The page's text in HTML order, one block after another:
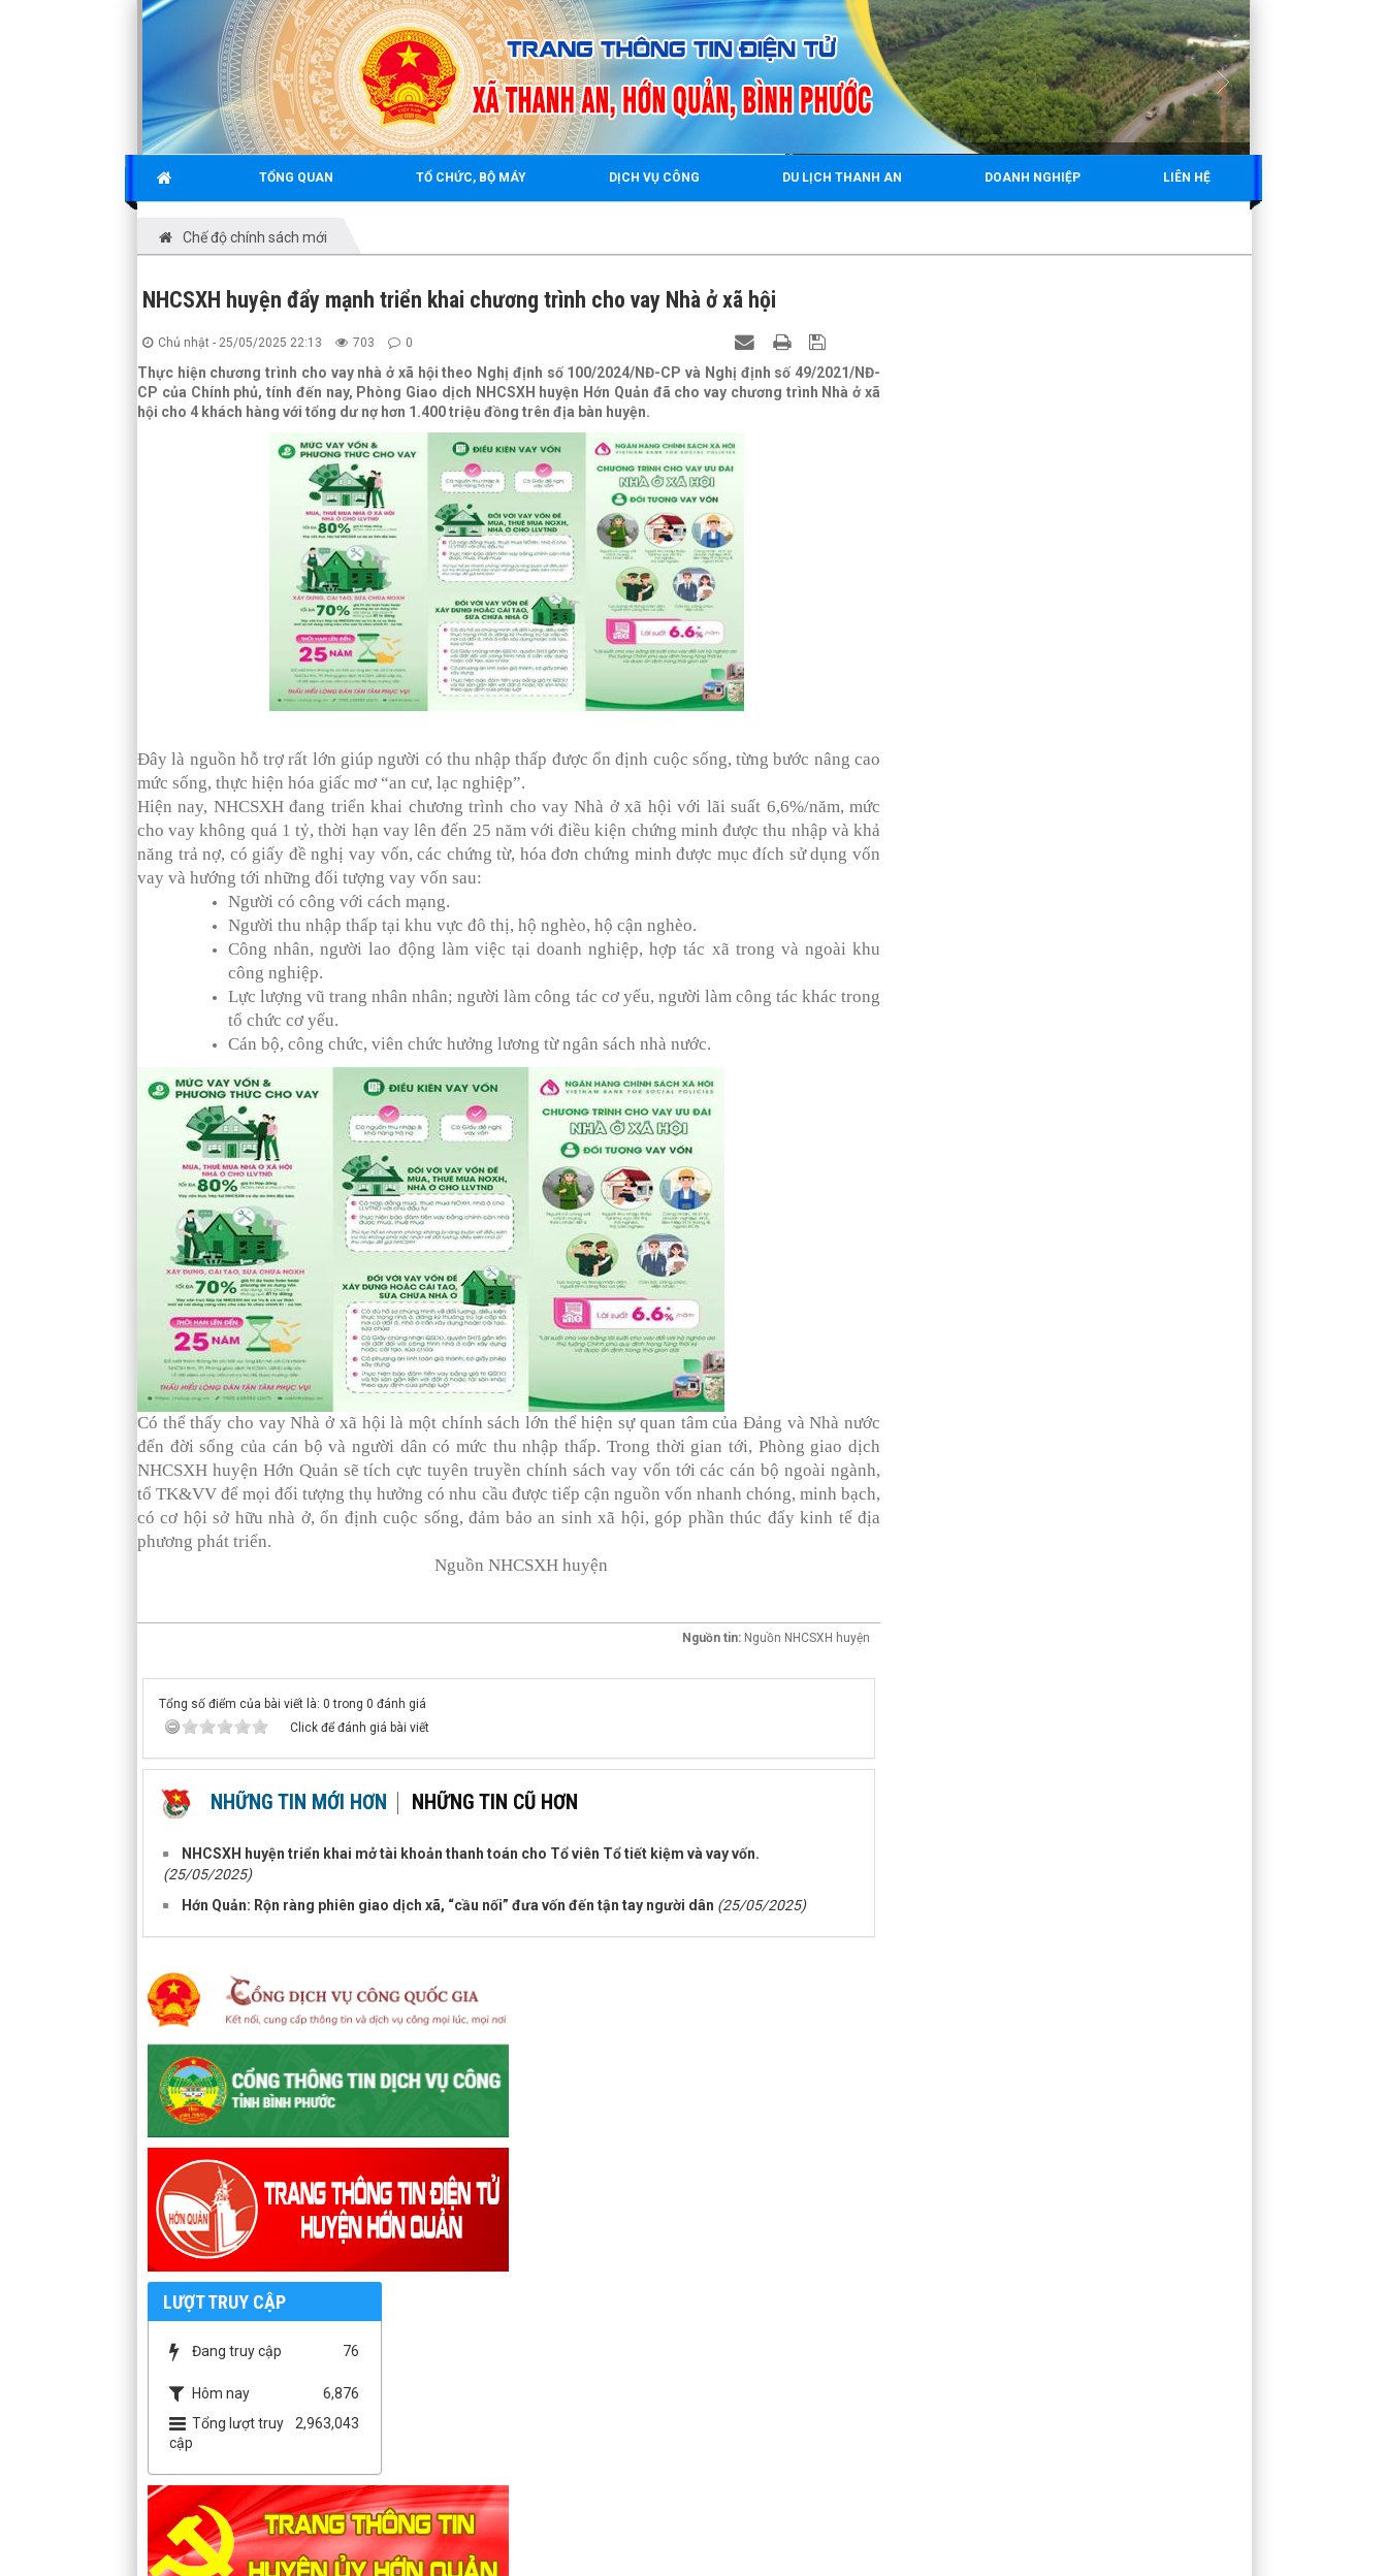
rrr
TỔNG QUAN TỔ CHỨC, BỘ MÁY DỊCH VỤ CÔNG DU LỊCH THANH AN DOANH NGHIỆP LIÊN HỆ
Chế độ chính sách mới
NHCSXH huyện đẩy mạnh triển khai chương trình cho vay Nhà ở xã hội
Chủ nhật - 25/05/2025 22:13 703 0
Thực hiện chương trình cho vay nhà ở xã hội theo Nghị định số 100/2024/NĐ-CP và Nghị định số 49/2021/NĐ-
CP của Chính phủ, tính đến nay, Phòng Giao dịch NHCSXH huyện Hớn Quản đã cho vay chương trình Nhà ở xã
hội cho 4 khách hàng với tổng dư nợ hơn 1.400 triệu đồng trên địa bàn huyện.
Đây là nguồn hỗ trợ rất lớn giúp người có thu nhập thấp được ổn định cuộc sống, từng bước nâng cao
mức sống, thực hiện hóa giấc mơ “an cư, lạc nghiệp”.
Hiện nay, NHCSXH đang triển khai chương trình cho vay Nhà ở xã hội với lãi suất 6,6%/năm, mức
cho vay không quá 1 tỷ, thời hạn vay lên đến 25 năm với điều kiện chứng minh được thu nhập và khả
năng trả nợ, có giấy đề nghị vay vốn, các chứng từ, hóa đơn chứng minh được mục đích sử dụng vốn
vay và hướng tới những đối tượng vay vốn sau:
Người có công với cách mạng.
Người thu nhập thấp tại khu vực đô thị, hộ nghèo, hộ cận nghèo.
Công nhân, người lao động làm việc tại doanh nghiệp, hợp tác xã trong và ngoài khu
công nghiệp.
Lực lượng vũ trang nhân nhân; người làm công tác cơ yếu, người làm công tác khác trong
tổ chức cơ yếu.
Cán bộ, công chức, viên chức hưởng lương từ ngân sách nhà nước.
Có thể thấy cho vay Nhà ở xã hội là một chính sách lớn thể hiện sự quan tâm của Đảng và Nhà nước
đến đời sống của cán bộ và người dân có mức thu nhập thấp. Trong thời gian tới, Phòng giao dịch
NHCSXH huyện Hớn Quản sẽ tích cực tuyên truyền chính sách vay vốn tới các cán bộ ngoài ngành,
tổ TK&VV để mọi đối tượng thụ hưởng có nhu cầu được tiếp cận nguồn vốn nhanh chóng, minh bạch,
có cơ hội sở hữu nhà ở, ổn định cuộc sống, đảm bảo an sinh xã hội, góp phần thúc đẩy kinh tế địa
phương phát triển.
Nguồn NHCSXH huyện
Nguồn tin: Nguồn NHCSXH huyện
Tổng số điểm của bài viết là: 0 trong 0 đánh giá
Click để đánh giá bài viết
NHỮNG TIN MỚI HƠN NHỮNG TIN CŨ HƠN
NHCSXH huyện triển khai mở tài khoản thanh toán cho Tổ viên Tổ tiết kiệm và vay vốn.
(25/05/2025)
Hớn Quản: Rộn ràng phiên giao dịch xã, “cầu nối” đưa vốn đến tận tay người dân (25/05/2025)
LƯỢT TRUY CẬP
Đang truy cập 76
Hôm nay
6,876
Tổng lượt truy
cập
2,963,043